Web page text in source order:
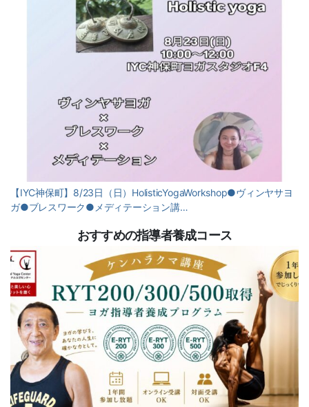
【IYC神保町】8/23日（日）HolisticYogaWorkshop●ヴィンヤサヨ
ガ●ブレスワーク●メディテーション講…
おすすめの指導者養成コース